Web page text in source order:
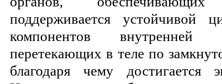
поддерживается устойчивой
компонентов внутренней
перетекающих в теле по
благодаря чему достигается